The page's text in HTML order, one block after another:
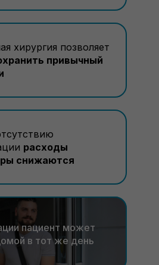
хирургия позволяет
привычный
расходы
снижаются
пациент может
в тот же день